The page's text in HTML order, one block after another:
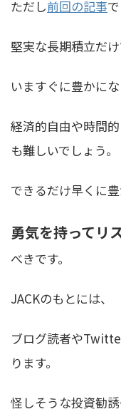
ただし前回の記事
堅実な長期積立だけ
いますぐに豊かに
経済的自由や時間
も難しいでしょう。
できるだけ早くに
勇気を持ってリ
べきです。
JACKのもとには、
ブログ読者や
ります。
怪しそうな投資勧誘